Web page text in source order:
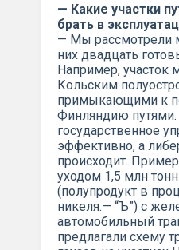
— Какие участки
брать в
— Мы рассмотрели
них двадцать
Например, участок
Кольским
примыкающими к
Финляндию
государственное
эффективно, а
происходит.
уходом 1,5 млн
(полупродукт в
никеля.— “Ъ”) с
автомобильный
предлагали схему